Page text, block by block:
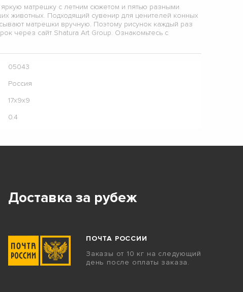
матрешку с летним сюжетом и пятью разными
животных. Подходящий сувенир для ценителей конных
матрешки вручную. Поэтому рисунок каждый раз
через сайт Shatura Art Group. Ознакомьтесь с
05043
Россия
17х9х9
0.4
Доставка за рубеж
ПОЧТА РОССИИ
Заказы от 10 кг на следующий
день после оплаты заказа.